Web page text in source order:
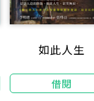
如此人生
借閱